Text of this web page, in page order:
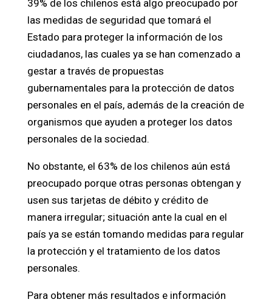
39% de los chilenos está algo preocupado por
las medidas de seguridad que tomará el
Estado para proteger la información de los
ciudadanos, las cuales ya se han comenzado a
gestar a través de propuestas
gubernamentales para la protección de datos
personales en el país, además de la creación de
organismos que ayuden a proteger los datos
personales de la sociedad.
No obstante, el 63% de los chilenos aún está
preocupado porque otras personas obtengan y
usen sus tarjetas de débito y crédito de
manera irregular; situación ante la cual en el
país ya se están tomando medidas para regular
la protección y el tratamiento de los datos
personales.
Para obtener más resultados e información